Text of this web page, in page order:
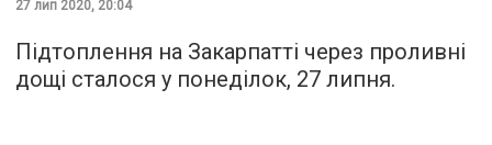
27 лип 2020, 20:04
Підтоплення на Закарпатті через проливні
дощі сталося у понеділок, 27 липня.